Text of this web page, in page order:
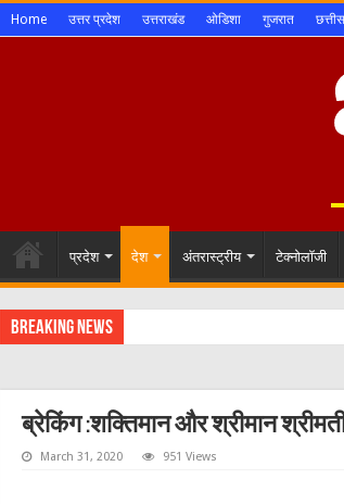
Home उत्तर प्रदेश उत्तराखंड ओडिशा गुजरात
प्रदेश देश अंतरास्ट्रीय टेक्नोलॉजी
Breaking News
ब्रेकिंग :शक्तिमान और श्रीमान
March 31, 2020 951 Views